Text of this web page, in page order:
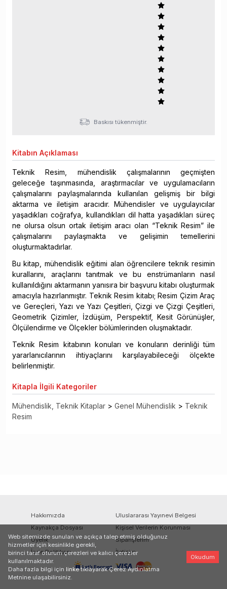
Baskısı tükenmiştir.
Kitabın Açıklaması
Teknik Resim, mühendislik çalışmalarının geçmişten
geleceğe taşınmasında, araştırmacılar ve uygulamacıların
çalışmalarını paylaşmalarında kullanılan gelişmiş bir bilgi
aktarma ve iletişim aracıdır. Mühendisler ve uygulayıcılar
yaşadıkları coğrafya, kullandıkları dil hatta yaşadıkları süreç
ne olursa olsun ortak iletişim aracı olan “Teknik Resim” ile
çalışmalarını paylaşmakta ve gelişimin temellerini
oluşturmaktadırlar.
Bu kitap, mühendislik eğitimi alan öğrencilere teknik resimin
kurallarını, araçlarını tanıtmak ve bu enstrümanların nasıl
kullanıldığını aktarmanın yanısıra bir başvuru kitabı oluşturmak
amacıyla hazırlanmıştır. Teknik Resim kitabı; Resim Çizim Araç
ve Gereçleri, Yazı ve Yazı Çeşitleri, Çizgi ve Çizgi Çeşitleri,
Geometrik Çizimler, İzdüşüm, Perspektif, Kesit Görünüşler,
Ölçülendirme ve Ölçekler bölümlerinden oluşmaktadır.
Teknik Resim kitabının konuları ve konuların derinliği tüm
yararlanıcılarının ihtiyaçlarını karşılayabileceği ölçekte
belirlenmiştir.
Kitapla İlgili Kategoriler
Mühendislik, Teknik Kitaplar > Genel Mühendislik > Teknik
Resim
Hakkımızda
Uluslararası Yayınevi Belgesi
Kaynakça Dosyası
Kişisel Verilerin Korunması
Üyelik
Siparişlerim
İade Politikası
İletişim
Web sitemizde sunulan ve açıkça talep etmiş olduğunuz
hizmetler için kesinlikle gerekli,
birinci taraf oturum çerezleri ve kalıcı çerezler
kullanılmaktadır.
Daha fazla bilgi için linke tıklayarak Çerez Aydınlatma
Metnine ulaşabilirsiniz.
Okudum